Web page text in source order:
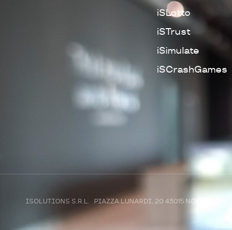
iSLotto
iSTrust
iSimulate
iSCrashGames
ISOLUTIONS S.R.L. PIAZZA LUNARDI, 20 43015 NOCETO (PR)